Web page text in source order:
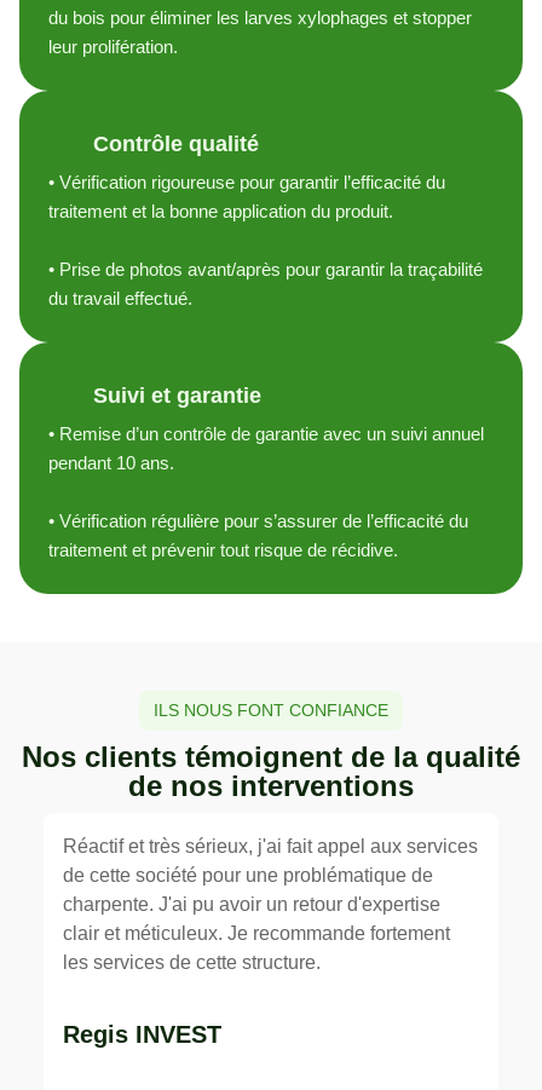
du bois pour éliminer les larves xylophages et stopper
leur prolifération.
Contrôle qualité
• Vérification rigoureuse pour garantir l’efficacité du
traitement et la bonne application du produit.
• Prise de photos avant/après pour garantir la traçabilité
du travail effectué.
Suivi et garantie
• Remise d’un contrôle de garantie avec un suivi annuel
pendant 10 ans.
• Vérification régulière pour s’assurer de l’efficacité du
traitement et prévenir tout risque de récidive.
ILS NOUS FONT CONFIANCE
Nos clients témoignent de la qualité
de nos interventions
Réactif et très sérieux, j'ai fait appel aux services
de cette société pour une problématique de
charpente. J'ai pu avoir un retour d'expertise
clair et méticuleux. Je recommande fortement
les services de cette structure.
Regis INVEST